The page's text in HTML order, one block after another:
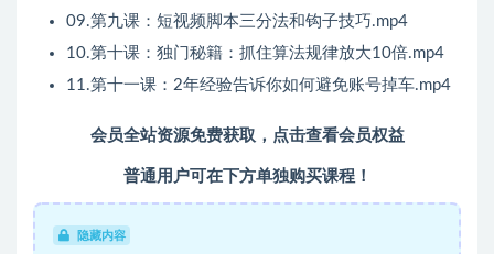
09.第九课：短视频脚本三分法和钩子技巧.mp4
10.第十课：独门秘籍：抓住算法规律放大10倍.mp4
11.第十一课：2年经验告诉你如何避免账号掉车.mp4
会员全站资源免费获取，点击查看会员权益
普通用户可在下方单独购买课程！
隐藏内容